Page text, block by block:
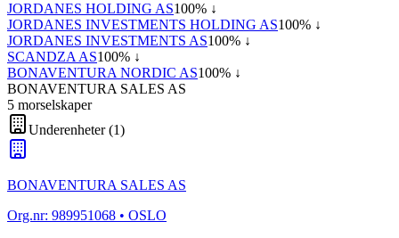
JORDANES HOLDING AS100% ↓
JORDANES INVESTMENTS HOLDING AS100% ↓
JORDANES INVESTMENTS AS100% ↓
SCANDZA AS100% ↓
BONAVENTURA NORDIC AS100% ↓
BONAVENTURA SALES AS
5 morselskaper
Underenheter(1)
BONAVENTURA SALES AS
Org.nr: 989951068 • OSLO